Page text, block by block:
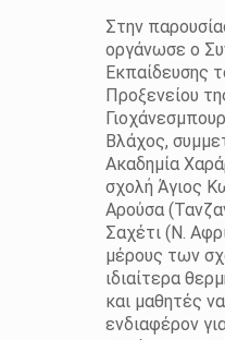
Στην
οργάνωσε ο
Εκπαίδευσης
Προξενείου
Βλάχος,
Ακαδημία
σχολή Άγιος
Αρούσα
Σαχέτι (Ν.
μέρους των
ιδιαίτερα
και μαθητές
ενδιαφέρον